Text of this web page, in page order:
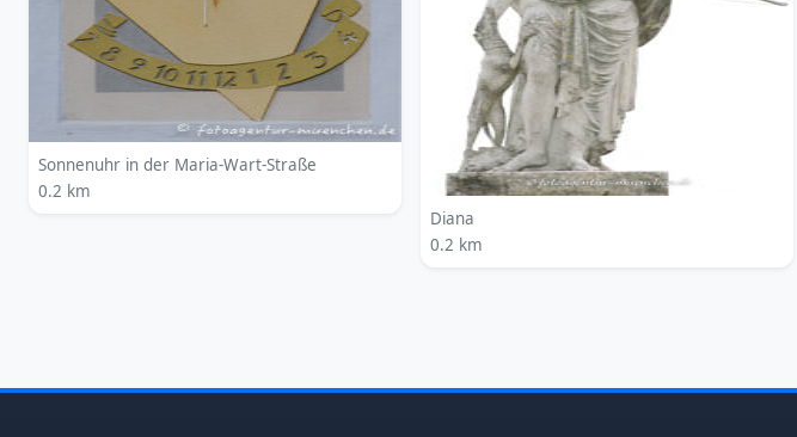
Sonnenuhr in der Maria-Wart-Straße
0.2 km
Diana
0.2 km